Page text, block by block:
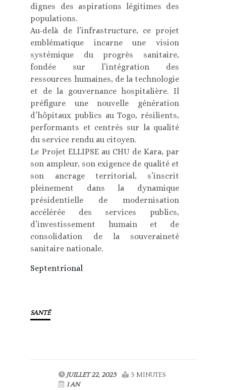
dignes des aspirations légitimes des
populations.
Au-delà de l’infrastructure, ce projet
emblématique incarne une vision
systémique du progrès sanitaire,
fondée sur l’intégration des
ressources humaines, de la technologie
et de la gouvernance hospitalière. Il
préfigure une nouvelle génération
d’hôpitaux publics au Togo, résilients,
performants et centrés sur la qualité
du service rendu au citoyen.
Le Projet ELLIPSE au CHU de Kara, par
son ampleur, son exigence de qualité et
son ancrage territorial, s’inscrit
pleinement dans la dynamique
présidentielle de modernisation
accélérée des services publics,
d’investissement humain et de
consolidation de la souveraineté
sanitaire nationale.
Septentrional
SANTÉ
JUILLET 22, 2025
5 MINUTES
1 AN